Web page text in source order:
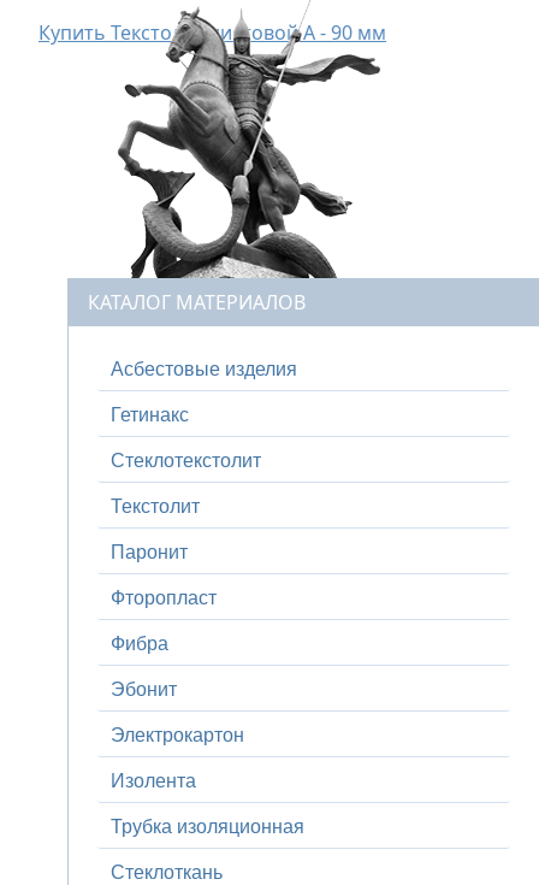
Купить Текстолит листовой А - 90 мм
КАТАЛОГ МАТЕРИАЛОВ
Асбестовые изделия
Гетинакс
Стеклотекстолит
Текстолит
Паронит
Фторопласт
Фибра
Эбонит
Электрокартон
Изолента
Трубка изоляционная
Стеклоткань